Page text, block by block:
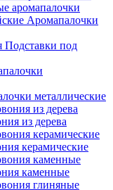
аромапалочки
Аромапалочки
Подставки под
металлические
из дерева
керамические
каменные